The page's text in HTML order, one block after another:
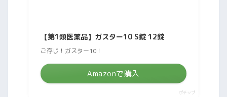
【第1類医薬品】ガスター10 S錠 12錠
ご存じ！ガスター10！
Amazonで購入
ポチップ